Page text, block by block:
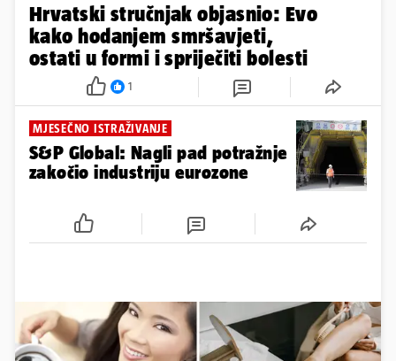
Hrvatski stručnjak objasnio: Evo
kako hodanjem smršavjeti,
ostati u formi i spriječiti bolesti
1
MJESEČNO ISTRAŽIVANJE
S&P Global: Nagli pad potražnje
zakočio industriju eurozone